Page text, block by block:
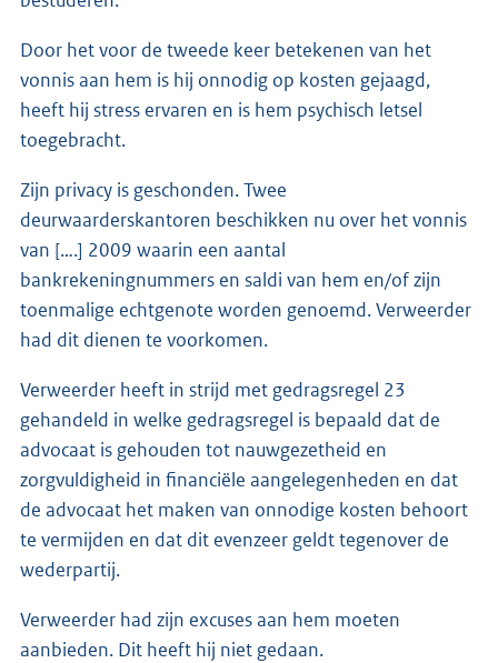
Door het voor de tweede keer betekenen van het
vonnis aan hem is hij onnodig op kosten gejaagd,
heeft hij stress ervaren en is hem psychisch letsel
toegebracht.
Zijn privacy is geschonden. Twee
deurwaarderskantoren beschikken nu over het vonnis
van [….] 2009 waarin een aantal
bankrekeningnummers en saldi van hem en/of zijn
toenmalige echtgenote worden genoemd. Verweerder
had dit dienen te voorkomen.
Verweerder heeft in strijd met gedragsregel 23
gehandeld in welke gedragsregel is bepaald dat de
advocaat is gehouden tot nauwgezetheid en
zorgvuldigheid in financiële aangelegenheden en dat
de advocaat het maken van onnodige kosten behoort
te vermijden en dat dit evenzeer geldt tegenover de
wederpartij.
Verweerder had zijn excuses aan hem moeten
aanbieden. Dit heeft hij niet gedaan.